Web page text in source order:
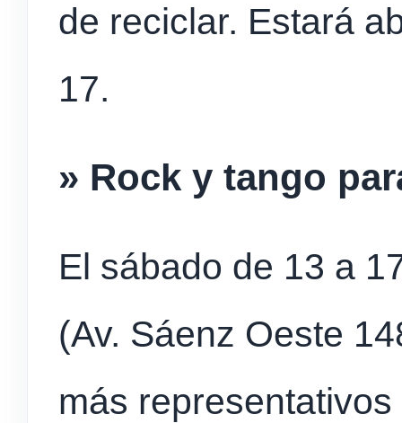
de reciclar. Estará
17.
» Rock y tango
El sábado de 13 a
(Av. Sáenz Oeste
más